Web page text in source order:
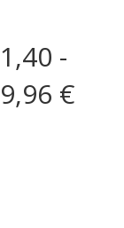
-
€